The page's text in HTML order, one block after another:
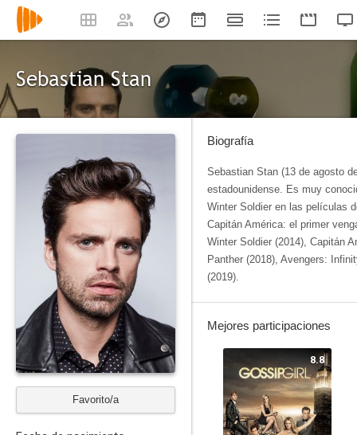
Sebastian Stan
Favorito/a
Biografía
Sebastian Stan (13 de agosto
estadounidense.​ Es muy
Winter Soldier en las películas
Capitán América: el primer
Winter Soldier (2014), Capitán
Panther (2018), Avengers:
(2019).
Mejores participaciones
8.8